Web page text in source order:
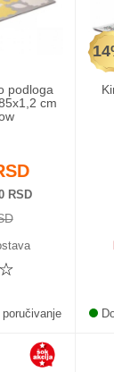
podloga
cm
RSD
☆